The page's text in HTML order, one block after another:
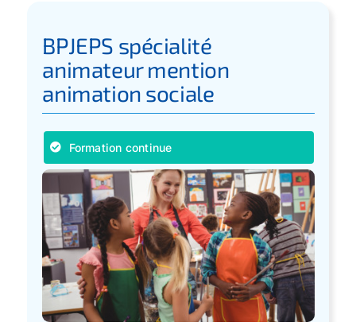
BPJEPS spécialité
animateur mention
animation sociale
Formation continue